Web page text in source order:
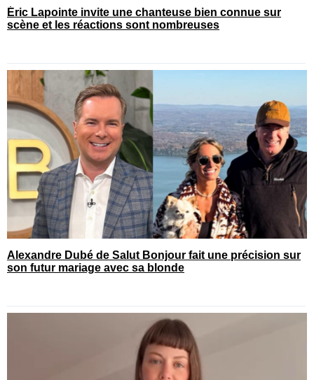
Éric Lapointe invite une chanteuse bien connue sur
scène et les réactions sont nombreuses
Alexandre Dubé de Salut Bonjour fait une précision sur
son futur mariage avec sa blonde